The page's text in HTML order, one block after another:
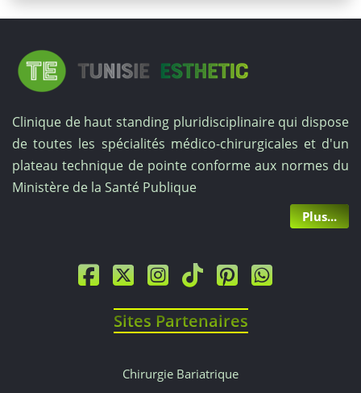
de
800
€
3
Clinique de haut standing pluridisciplinaire qui dispose
de toutes les spécialités médico-chirurgicales et d'un
plateau technique de pointe conforme aux normes du
Ministère de la Santé Publique
Plus...
Sites Partenaires
Chirurgie Bariatrique